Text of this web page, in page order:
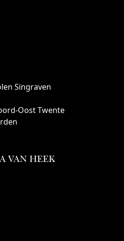
Singraven
Oost Twente
VAN HEEK